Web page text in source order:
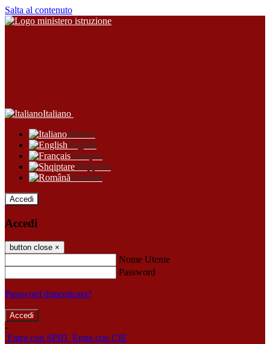
Salta al contenuto
Italiano
Italiano
English
Français
Shqiptare
Română
Accedi
Accedi
button close ×
Nome Utente
Password
Password dimenticata?
-
Entra con SPID Entra con CIE